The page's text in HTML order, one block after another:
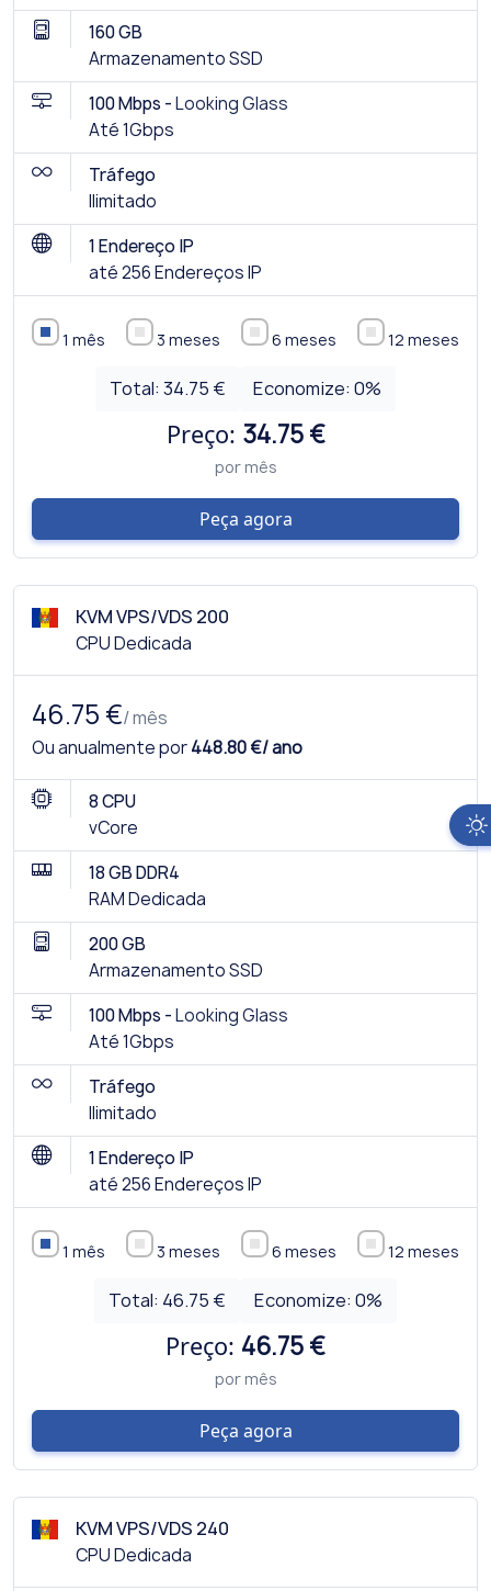
160 GB
Armazenamento SSD
100 Mbps -Looking Glass
Até 1Gbps
Tráfego
Ilimitado
1 Endereço IP
até 256 Endereços IP
1 mês 3 meses 6 meses 12 meses
Total: 34.75 € Economize:0%
Preço: 34.75 €
por mês
Peça agora
KVM VPS/VDS 200
CPU Dedicada
46.75 €/ mês
Ou anualmente por448.80 €/ ano
8 CPU
vCore
18 GB DDR4
RAM Dedicada
200 GB
Armazenamento SSD
100 Mbps -Looking Glass
Até 1Gbps
Tráfego
Ilimitado
1 Endereço IP
até 256 Endereços IP
1 mês 3 meses 6 meses 12 meses
Total: 46.75 € Economize: 0%
Preço: 46.75 €
por mês
Peça agora
KVM VPS/VDS 240
CPU Dedicada